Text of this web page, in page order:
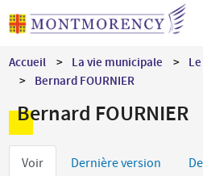
Aller
au
Accueil La vie municipale
Bernard FOURNIER
Bernard FOURNIER
Onglets
Voir Dernière version